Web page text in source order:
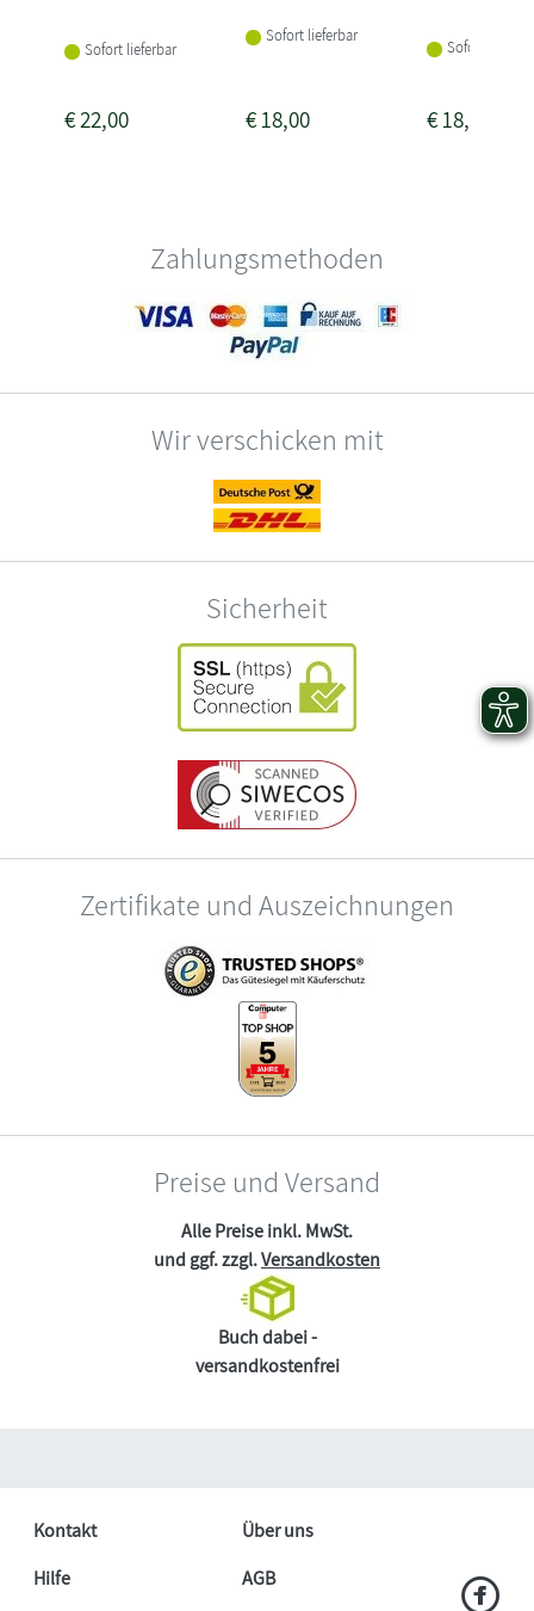
Sofort lieferbar
€22,00
Sofort lieferbar
€18,00
Sofort
€18,00
Zahlungsmethoden
Wir verschicken mit
Sicherheit
Zertifikate und Auszeichnungen
Preise und Versand
Alle Preise inkl. MwSt.
und ggf. zzgl.Versandkosten
Buch dabei -
versandkostenfrei
Kontakt
Über uns
Hilfe
AGB